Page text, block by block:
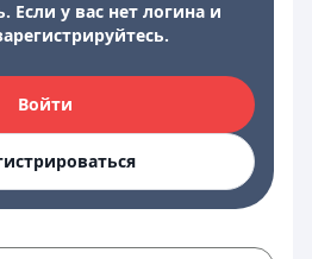
Если у вас нет логина и
Войти